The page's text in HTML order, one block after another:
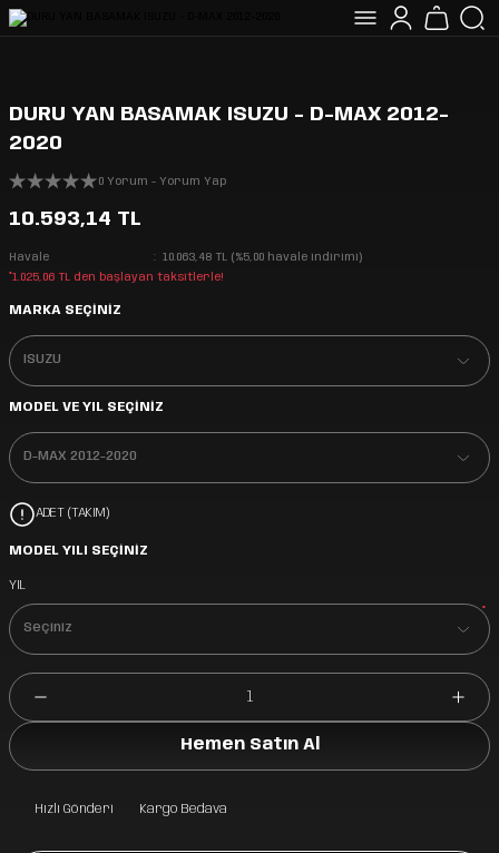
DURU YAN BASAMAK ISUZU - D-MAX 2012-
2020
0 Yorum - Yorum Yap
10.593,14 TL
Havale
10.063,48 TL (%5,00 havale indirimi)
*1.025,06 TL den başlayan taksitlerle!
MARKA SEÇİNİZ
MODEL VE YIL SEÇİNİZ
ADET (TAKIM)
MODEL YILI SEÇİNİZ
YIL
*
Hemen Satın Al
Hızlı Gönderi Kargo Bedava